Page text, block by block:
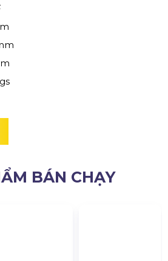
BÁN CHẠY